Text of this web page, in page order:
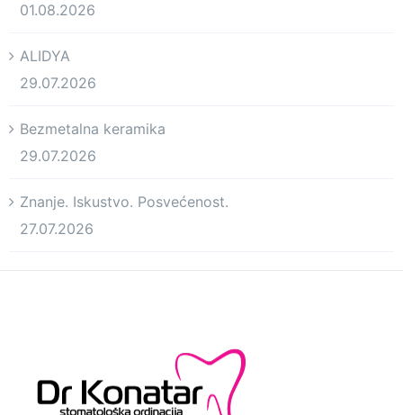
01.08.2026
ALIDYA
29.07.2026
Bezmetalna keramika
29.07.2026
Znanje. Iskustvo. Posvećenost.
27.07.2026